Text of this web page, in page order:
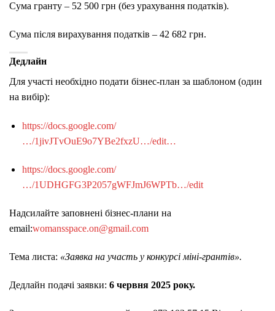
Сума гранту – 52 500 грн (без урахування податків).
Сума після вирахування податків – 42 682 грн.
Дедлайн
Для участі необхідно подати бізнес-план за шаблоном (один
на вибір):
https://docs.google.com/
…/1jivJTvOuE9o7YBe2fxzU…/edit…
https://docs.google.com/
…/1UDHGFG3P2057gWFJmJ6WPTb…/edit
Надсилайте заповнені бізнес-плани на
email:womansspace.on@gmail.com
Тема листа: «Заявка на участь у конкурсі міні-грантів».
Дедлайн подачі заявки: 6 червня 2025 року.